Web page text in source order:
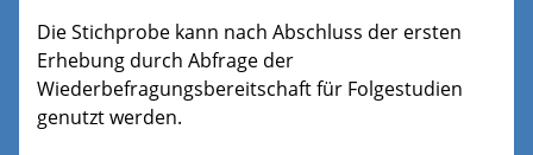
Die Stichprobe kann nach Abschluss der ersten
Erhebung durch Abfrage der
Wiederbefragungsbereitschaft für Folgestudien
genutzt werden.